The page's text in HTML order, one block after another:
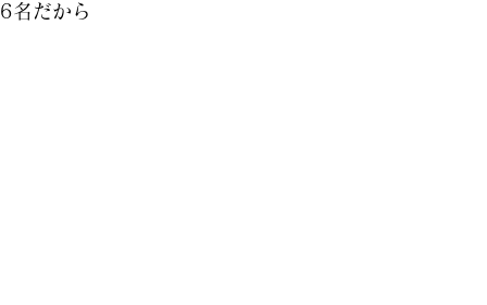
6名だから